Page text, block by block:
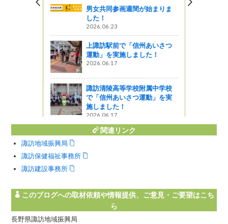
男女共同参画週間が始まりま
した！
2026.06.23
上諏訪駅前で「信州あいさつ
運動」を実施しました！
2026.06.17
諏訪清陵高等学校附属中学校
で「信州あいさつ運動」を実
施しました！
2026.06.17
関連リンク
諏訪地域振興局
諏訪保健福祉事務所
諏訪建設事務所
このブログへの取材依頼や情報提供、ご意見・ご要望はこち
ら
長野県諏訪地域振興局